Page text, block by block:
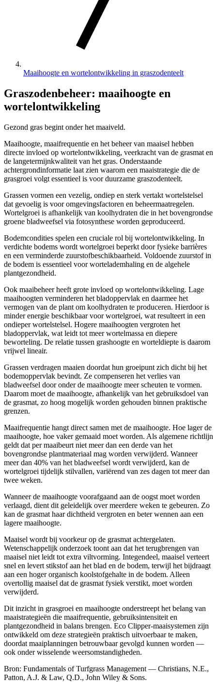
Maaihoogte en wortelontwikkeling in graszodenteelt
Graszodenbeheer: maaihoogte en
wortelontwikkeling
Gezond gras begint onder het maaiveld.
Maaihoogte, maaifrequentie en het beheer van maaisel hebben
directe invloed op wortelontwikkeling, veerkracht van de grasmat en
de langetermijnkwaliteit van het gras. Onderstaande
achtergrondinformatie laat zien waarom een maaistrategie die de
grasgroei volgt essentieel is voor duurzame graszodenteelt.
Grassen vormen een vezelig, ondiep en sterk vertakt wortelstelsel
dat gevoelig is voor omgevingsfactoren en beheermaatregelen.
Wortelgroei is afhankelijk van koolhydraten die in het bovengrondse
groene bladweefsel via fotosynthese worden geproduceerd.
Bodemcondities spelen een cruciale rol bij wortelontwikkeling. In
verdichte bodems wordt wortelgroei beperkt door fysieke barrières
en een verminderde zuurstofbeschikbaarheid. Voldoende zuurstof in
de bodem is essentieel voor wortelademhaling en de algehele
plantgezondheid.
Ook maaibeheer heeft grote invloed op wortelontwikkeling. Lage
maaihoogten verminderen het bladoppervlak en daarmee het
vermogen van de plant om koolhydraten te produceren. Hierdoor is
minder energie beschikbaar voor wortelgroei, wat resulteert in een
ondieper wortelstelsel. Hogere maaihoogten vergroten het
bladoppervlak, wat leidt tot meer wortelmassa en diepere
beworteling. De relatie tussen grashoogte en worteldiepte is daarom
vrijwel lineair.
Grassen verdragen maaien doordat hun groeipunt zich dicht bij het
bodemoppervlak bevindt. Ze compenseren het verlies van
bladweefsel door onder de maaihoogte meer scheuten te vormen.
Daarom moet de maaihoogte, afhankelijk van het gebruiksdoel van
de grasmat, zo hoog mogelijk worden gehouden binnen praktische
grenzen.
Maaifrequentie hangt direct samen met de maaihoogte. Hoe lager de
maaihoogte, hoe vaker gemaaid moet worden. Als algemene richtlijn
geldt dat per maaibeurt niet meer dan een derde van het
bovengrondse plantmateriaal mag worden verwijderd. Wanneer
meer dan 40% van het bladweefsel wordt verwijderd, kan de
wortelgroei tijdelijk stilvallen, variërend van zes dagen tot meer dan
twee weken.
Wanneer de maaihoogte voorafgaand aan de oogst moet worden
verlaagd, dient dit geleidelijk over meerdere weken te gebeuren. Zo
kan de grasmat haar dichtheid vergroten en beter wennen aan een
lagere maaihoogte.
Maaisel wordt bij voorkeur op de grasmat achtergelaten.
Wetenschappelijk onderzoek toont aan dat het terugbrengen van
maaisel niet leidt tot extra viltvorming. Integendeel, maaisel verteert
snel en levert stikstof aan het blad en de bodem, terwijl het bijdraagt
aan een hoger organisch koolstofgehalte in de bodem. Alleen
overtollig maaisel dat de grasmat fysiek verstikt, moet worden
verwijderd.
Dit inzicht in grasgroei en maaihoogte onderstreept het belang van
maaistrategieën die maaifrequentie, gebruiksintensiteit en
plantgezondheid in balans brengen. Eco Clipper-maaisystemen zijn
ontwikkeld om deze strategieën praktisch uitvoerbaar te maken,
doordat maaiplanningen betrouwbaar gevolgd kunnen worden —
ook onder wisselende weersomstandigheden.
Bron: Fundamentals of Turfgrass Management — Christians, N.E.,
Patton, A.J. & Law, Q.D., John Wiley & Sons.